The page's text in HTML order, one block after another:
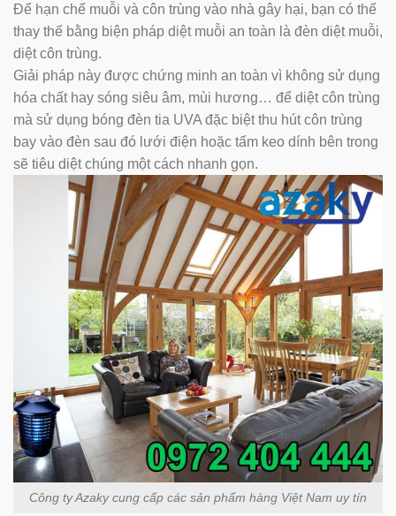
Để hạn chế muỗi và côn trùng vào nhà gây hại, bạn có thể
thay thế bằng biện pháp diệt muỗi an toàn là đèn diệt muỗi,
diệt côn trùng.
Giải pháp này được chứng minh an toàn vì không sử dụng
hóa chất hay sóng siêu âm, mùi hương… để diệt côn trùng
mà sử dụng bóng đèn tia UVA đặc biệt thu hút côn trùng
bay vào đèn sau đó lưới điện hoặc tấm keo dính bên trong
sẽ tiêu diệt chúng một cách nhanh gọn.
Công ty Azaky cung cấp các sản phẩm hàng Việt Nam uy tín